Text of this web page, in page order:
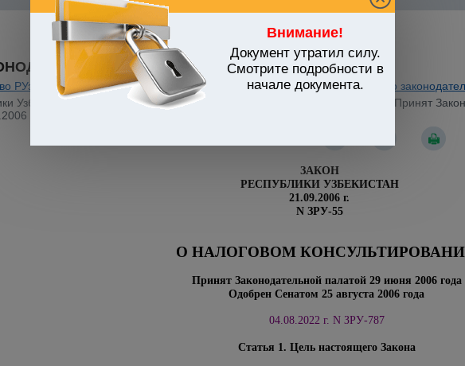
Внимание!
Документ утратил силу.
Смотрите подробности в
начале документа.
УЗБЕКИСТАНА
РУз Налоги. Обязательные платежи Утратившие силу акты налогового
Узбекистан от 21.09.2006 г. N ЗРУ-55 "О налоговом консультировании" (Принят
г.)
ЗАКОН
РЕСПУБЛИКИ УЗБЕКИСТАН
21.09.2006 г.
N ЗРУ-55
О НАЛОГОВОМ
Принят Законодательной палатой 29 июня 2006 года
Одобрен Сенатом 25 августа 2006 года
04.08.2022 г. N ЗРУ-787
Статья 1. Цель настоящего Закона